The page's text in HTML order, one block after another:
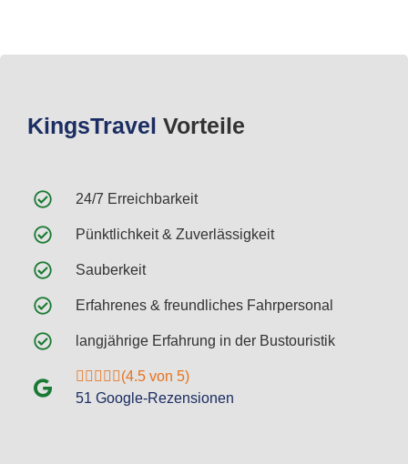
KingsTravel Vorteile
24/7 Erreichbarkeit
Pünktlichkeit & Zuverlässigkeit
Sauberkeit
Erfahrenes & freundliches Fahrpersonal
langjährige Erfahrung in der Bustouristik
(4.5 von 5)
51 Google-Rezensionen